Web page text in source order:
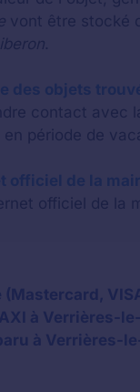
vont être stocké
.
des objets
contact avec
période de
officiel de la
officiel de la
à Verrières-
à Verrières-